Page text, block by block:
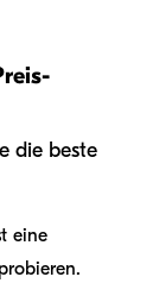
die beste
eine